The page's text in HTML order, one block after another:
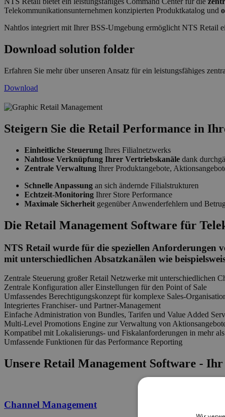
Telekommunikationsunternehmen konzipierten Produktkatalog und
Nahtlos integriert mit Ihrer BSS-Umgebung ermöglicht NTS Retail
Download solution folder
Erfahren Sie mehr über unseren Ansatz für ein leistungsfähiges
Download
Steigern Sie die Retail Performance in
Einheitliche Steuerung Ihres Filialnetzwerks
Nahtlose Verknüpfung Ihrer Vertriebskanäle dank
Zentrale Verwaltung Ihrer Produktangebote,
Schnelle Anpassung an sich ändernde Filialstrukturen
Echtzeit-Monitoring Ihrer Store Performance
Maximale Sicherheit gegenüber Anwenderfehlern und Betrug
Die Retail Management Software für
NTS Retail wurde für die speziellen Anforderungen
mit unterschiedlichen Absatzkanälen wie
Zentrale Steuerung großer Retail Netzwerke mit unterschiedlichen
Zentrale Konfiguration aller Einstellungen für den Point of Sale
Umfassendes Berechtigungskonzept für komplexe Sales-
Integriertes Franchiser- und Partner-Management
Einfache Administration von Bundles, Tarifen und Value Added
Multi-Level Promotions Engine zur Verwaltung von
Kompatibel mit Lokalisierungs- und Fiskalanforderungen in mehr
Umfassende Funktionen für das Performance Reporting
Unsere Retail Management Software -
Channel Management